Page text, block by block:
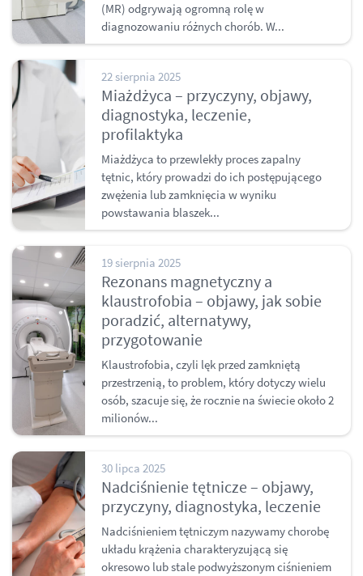
(MR) odgrywają ogromną rolę w
diagnozowaniu różnych chorób. W...
22 sierpnia 2025
Miażdżyca – przyczyny, objawy,
diagnostyka, leczenie,
profilaktyka
Miażdżyca to przewlekły proces zapalny
tętnic, który prowadzi do ich postępującego
zwężenia lub zamknięcia w wyniku
powstawania blaszek...
19 sierpnia 2025
Rezonans magnetyczny a
klaustrofobia – objawy, jak sobie
poradzić, alternatywy,
przygotowanie
Klaustrofobia, czyli lęk przed zamkniętą
przestrzenią, to problem, który dotyczy wielu
osób, szacuje się, że rocznie na świecie około 2
milionów...
30 lipca 2025
Nadciśnienie tętnicze – objawy,
przyczyny, diagnostyka, leczenie
Nadciśnieniem tętniczym nazywamy chorobę
układu krążenia charakteryzującą się
okresowo lub stale podwyższonym ciśnieniem